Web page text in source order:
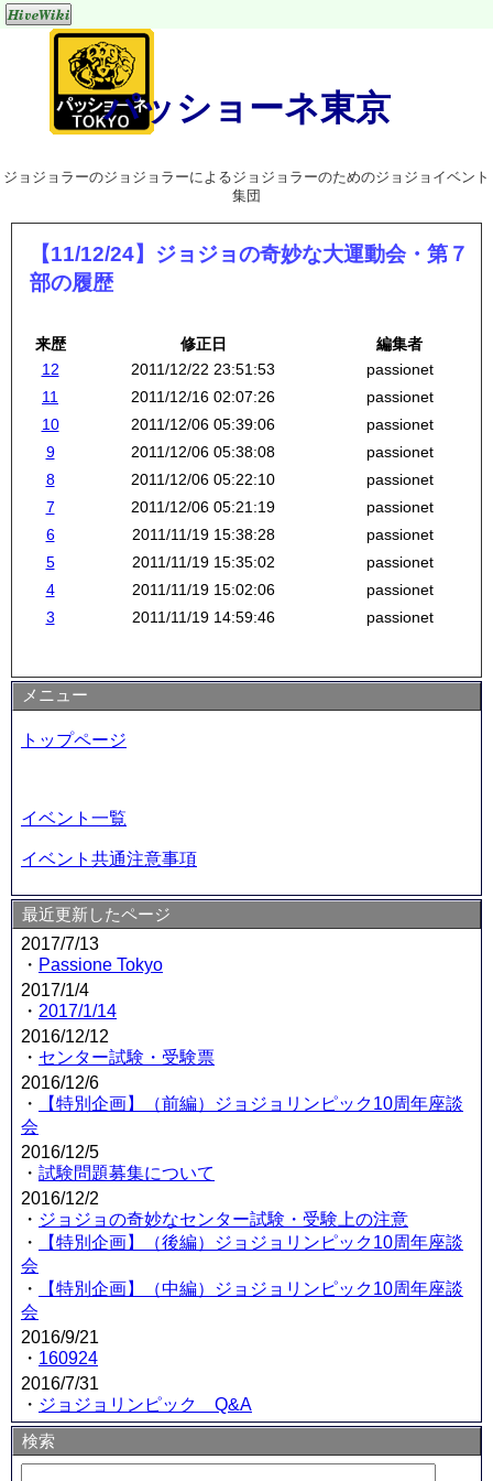
パッショーネ東京
ジョジョラーのジョジョラーによるジョジョラーのためのジョジョイベント
集団
【11/12/24】ジョジョの奇妙な大運動会・第７
部の履歴
来歴 修正日
編集者
12
2011/12/22 23:51:53
passionet
11
2011/12/16 02:07:26
passionet
10
2011/12/06 05:39:06
passionet
9
2011/12/06 05:38:08
passionet
8
2011/12/06 05:22:10
passionet
7
2011/12/06 05:21:19
passionet
6
2011/11/19 15:38:28
passionet
5
2011/11/19 15:35:02
passionet
4
2011/11/19 15:02:06
passionet
3
2011/11/19 14:59:46 passionet
メニュー
トップページ
イベント一覧
イベント共通注意事項
最近更新したページ
2017/7/13
・ Passione Tokyo
2017/1/4
・ 2017/1/14
2016/12/12
・ センター試験・受験票
2016/12/6
・
【特別企画】（前編）ジョジョリンピック10周年座談
会
2016/12/5
・ 試験問題募集について
2016/12/2
・ ジョジョの奇妙なセンター試験・受験上の注意
・
【特別企画】（後編）ジョジョリンピック10周年座談
会
・
【特別企画】（中編）ジョジョリンピック10周年座談
会
2016/9/21
・ 160924
2016/7/31
・ ジョジョリンピック Q&A
検索